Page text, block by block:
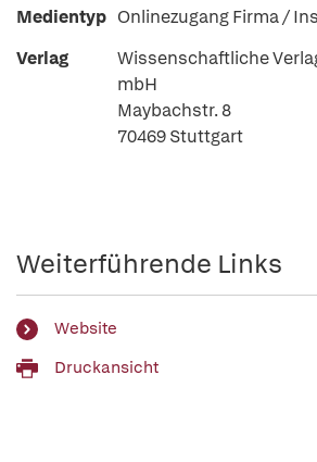
Medientyp Onlinezugang Firma /
Verlag
Wissenschaftliche
mbH
Maybachstr. 8
70469 Stuttgart
Weiterführende Links
Website
Druckansicht